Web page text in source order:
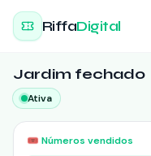
RiffaDigital
Jardim fechado
Ativa
🎟️ Números vendidos